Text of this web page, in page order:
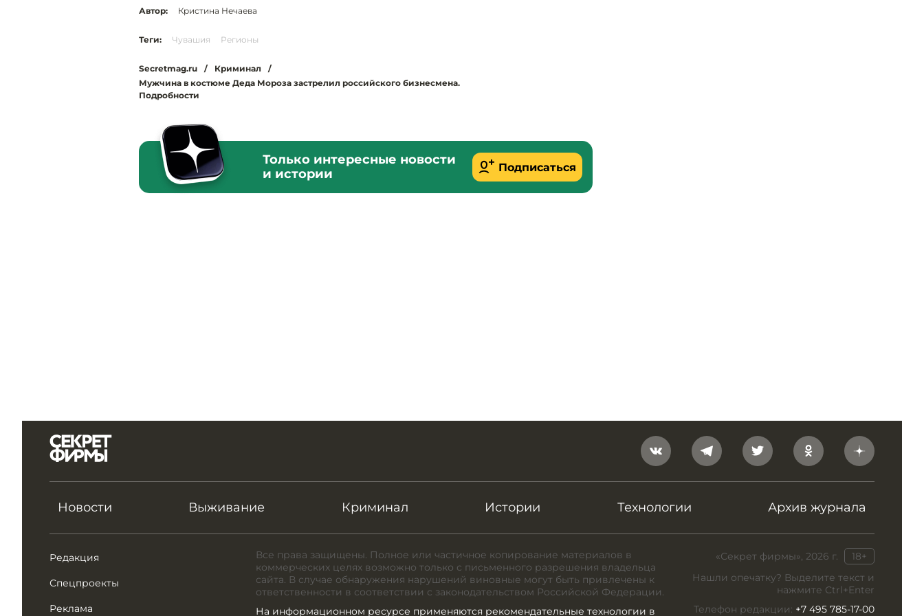
Автор: Кристина Нечаева
Теги: Чувашия Регионы
Secretmag.ru / Криминал
/
Мужчина в костюме Деда Мороза застрелил российского бизнесмена.
Подробности
Только интересные новости
и истории
Подписаться
Новости Выживание Криминал Истории Технологии Архив журнала
Редакция
Спецпроекты
Реклама
«Секрет фирмы», 2026 г.
18+
Нашли опечатку? Выделите текст и
нажмите Ctrl+Enter
Телефон редакции: +7 495 785-17-00
Все права защищены. Полное или частичное копирование материалов в
коммерческих целях возможно только с письменного разрешения владельца
сайта. В случае обнаружения нарушений виновные могут быть привлечены к
ответственности в соответствии с законодательством Российской Федерации.
На информационном ресурсе применяются рекомендательные технологии в